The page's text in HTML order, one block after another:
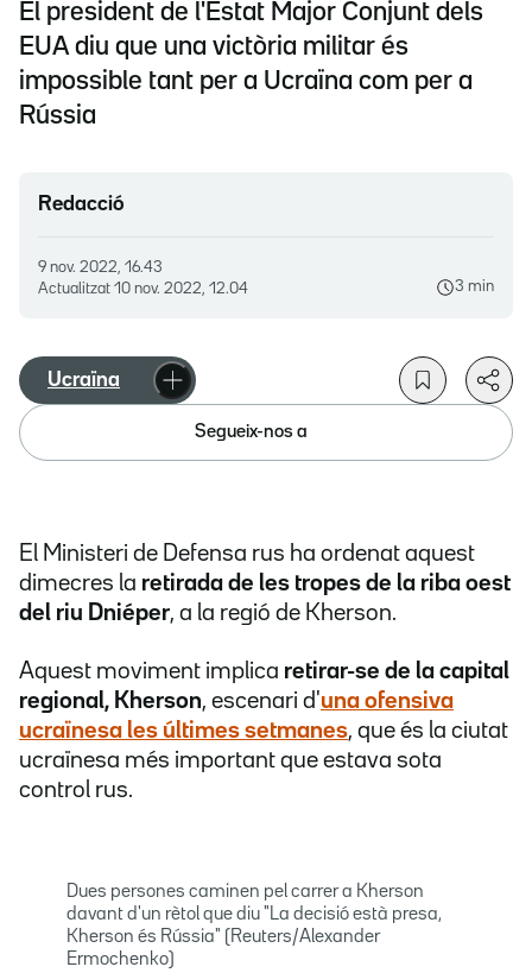
El president de l'Estat Major Conjunt dels
EUA diu que una victòria militar és
impossible tant per a Ucraïna com per a
Rússia
Redacció
9 nov. 2022, 16.43
Actualitzat 10 nov. 2022, 12.04 3 min
Ucraïna
Segueix-nos a
El Ministeri de Defensa rus ha ordenat aquest
dimecres la retirada de les tropes de la riba oest
del riu Dniéper, a la regió de Kherson.
Aquest moviment implica retirar-se de la capital
regional, Kherson, escenari d'una ofensiva
ucraïnesa les últimes setmanes, que és la ciutat
ucraïnesa més important que estava sota
control rus.
Dues persones caminen pel carrer a Kherson
davant d'un rètol que diu "La decisió està presa,
Kherson és Rússia" (Reuters/Alexander
Ermochenko)